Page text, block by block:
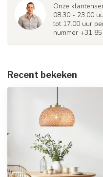
Onze
08.30 - 23.00
tot 17.00 uur
nummer +31
Recent bekeken